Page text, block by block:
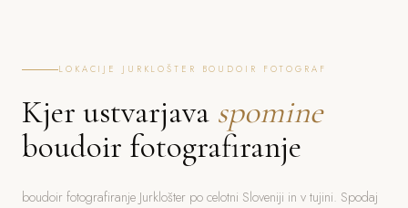
LOKACIJE JURKLOŠTER BOUDOIR FOTOGRAF
Kjer ustvarjava spomine
boudoir fotografiranje
boudoir fotografiranje Jurklošter po celotni Sloveniji in v tujini. Spodaj